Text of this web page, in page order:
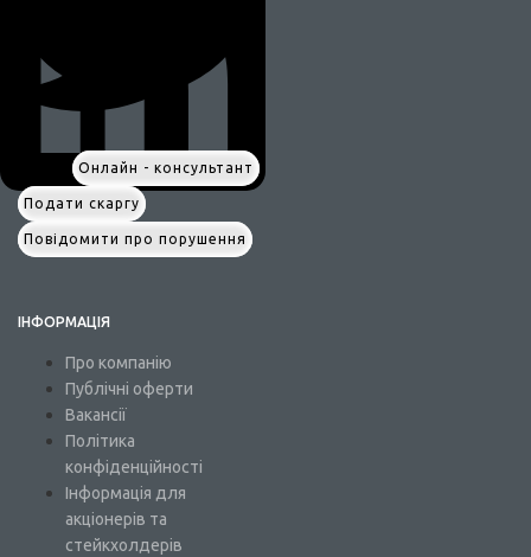
Онлайн - консультант
Подати скаргу
Повідомити про порушення
ІНФОРМАЦІЯ
Про компанію
Публічні оферти
Вакансії
Політика
конфіденційності
Інформація для
акціонерів та
стейкхолдерів